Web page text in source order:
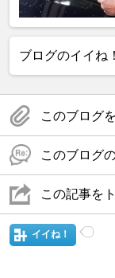
ブログのイイね
このブログ
このブログ
この記事を
イイね！